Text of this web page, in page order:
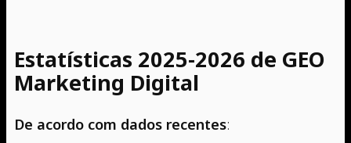
Estatísticas 2025-2026 de GEO
Marketing Digital
De acordo com dados recentes: